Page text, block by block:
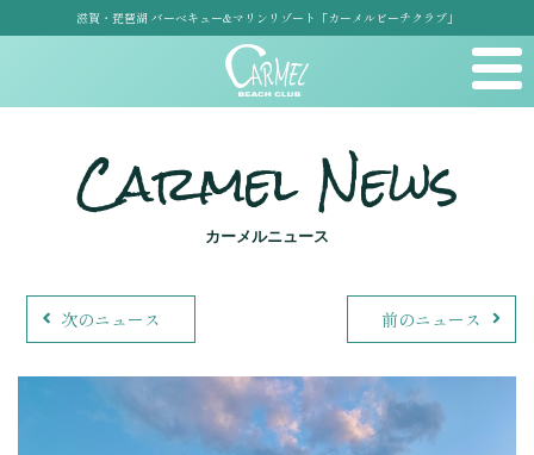
滋賀・琵琶湖 バーベキュー&マリンリゾート「カーメルビーチクラブ」
Carmel News
カーメルニュース
次のニュース 前のニュース